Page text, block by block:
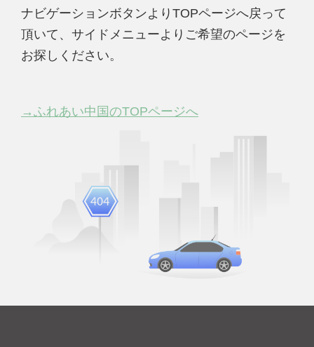
ナビゲーションボタンよりTOPページへ戻って
頂いて、サイドメニューよりご希望のページを
お探しください。
→ふれあい中国のTOPページへ